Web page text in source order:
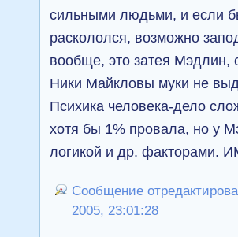
сильными людьми, и если
раскололся, возможно
вообще, это затея Мэдлин,
Ники Майкловы муки не
Психика человека-дело
хотя бы 1% провала, но у
логикой и др. факторами.
Сообщение
2005, 23:01:28